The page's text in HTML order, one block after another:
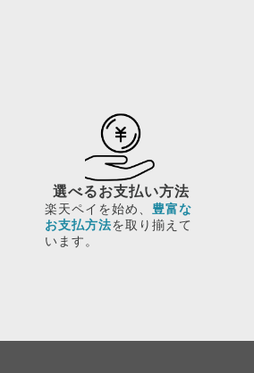
選べるお支払い方法
楽天ペイを始め、 豊富な
お支払方法を取り揃えて
います。